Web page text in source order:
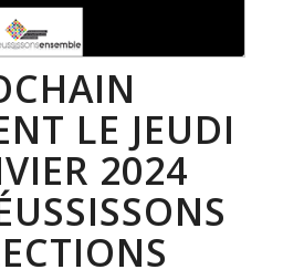
LE JEUDI
2024